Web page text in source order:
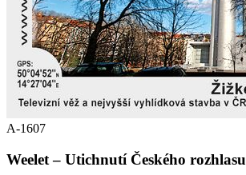
A-1607
Weelet – Utichnutí Českého rozhlasu